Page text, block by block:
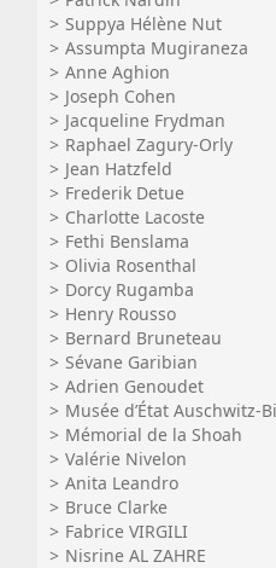
Suppya Hélène Nut
Assumpta Mugiraneza
Anne Aghion
Joseph Cohen
Jacqueline Frydman
Raphael Zagury-Orly
Jean Hatzfeld
Frederik Detue
Charlotte Lacoste
Fethi Benslama
Olivia Rosenthal
Dorcy Rugamba
Henry Rousso
Bernard Bruneteau
Sévane Garibian
Adrien Genoudet
Musée d’État Auschwitz-
Mémorial de la Shoah
Valérie Nivelon
Anita Leandro
Bruce Clarke
Fabrice VIRGILI
Nisrine AL ZAHRE